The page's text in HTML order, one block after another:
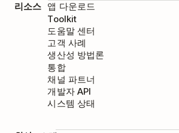
리소스 앱 다운로드
Toolkit
도움말 센터
고객 사례
생산성 방법론
통합
채널 파트너
개발자 API
시스템 상태